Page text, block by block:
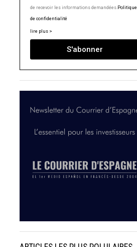
de recevoir les informations demandées.Politique
de confidentialité
lire plus >
S'abonner